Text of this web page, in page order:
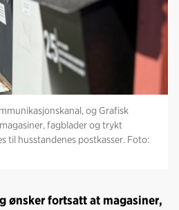
og Grafisk
fagblader og trykt
til husstandenes postkasser. Foto:
ønsker fortsatt at magasiner,